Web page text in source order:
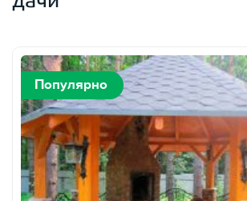
Популярно